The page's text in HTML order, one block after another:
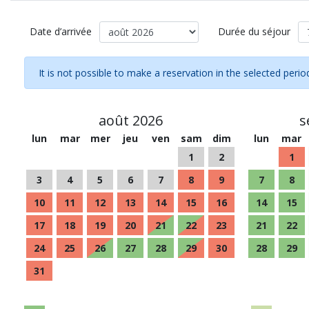
Date d’arrivée Durée du séjour
It is not possible to make a reservation in the selected
août 2026
lun mar mer jeu ven sam
dim
1
2
3
4 5 6 7 8
9
10
11 12 13 14 15
16
17
18 19 20 21 22
23
24
25 26 27 28 29
30
31
lun mar
1
7
8
14
15
21
22
28
29